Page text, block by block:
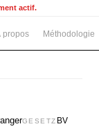
actif.
propos Méthodologie
GESETZ BV